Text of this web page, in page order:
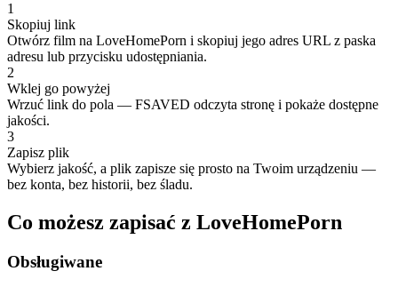
1
Skopiuj link
Otwórz film na LoveHomePorn i skopiuj jego adres URL z paska
adresu lub przycisku udostępniania.
2
Wklej go powyżej
Wrzuć link do pola — FSAVED odczyta stronę i pokaże dostępne
jakości.
3
Zapisz plik
Wybierz jakość, a plik zapisze się prosto na Twoim urządzeniu —
bez konta, bez historii, bez śladu.
Co możesz zapisać z LoveHomePorn
Obsługiwane